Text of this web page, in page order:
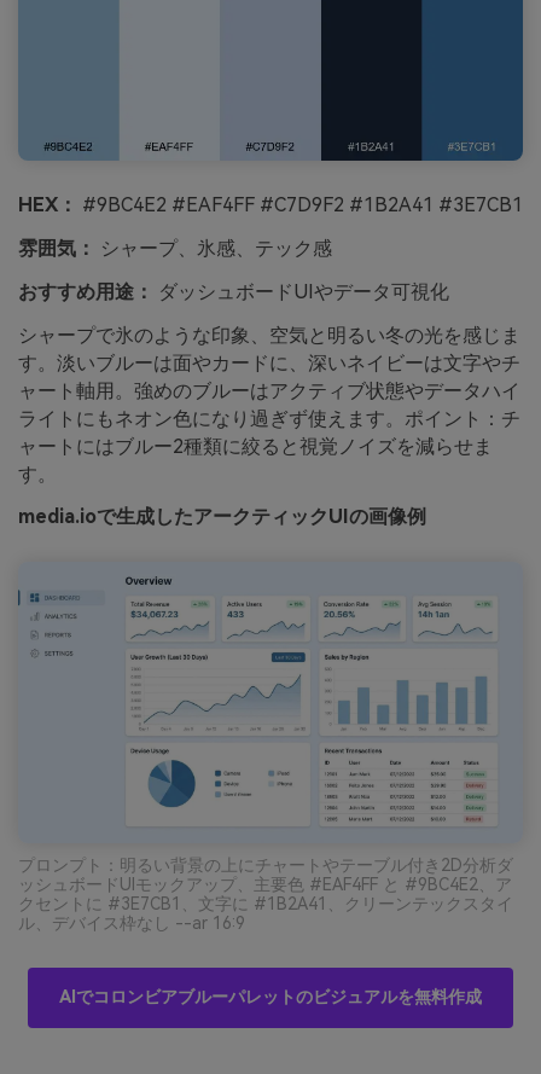
HEX： #9BC4E2 #EAF4FF #C7D9F2 #1B2A41 #3E7CB1
雰囲気：
シャープ、氷感、テック感
おすすめ用途：
ダッシュボードUIやデータ可視化
シャープで氷のような印象、空気と明るい冬の光を感じま
す。淡いブルーは面やカードに、深いネイビーは文字やチ
ャート軸用。強めのブルーはアクティブ状態やデータハイ
ライトにもネオン色になり過ぎず使えます。ポイント：チ
ャートにはブルー2種類に絞ると視覚ノイズを減らせま
す。
media.ioで生成したアークティックUIの画像例
プロンプト：明るい背景の上にチャートやテーブル付き2D分析ダ
ッシュボードUIモックアップ、主要色 #EAF4FF と #9BC4E2、ア
クセントに #3E7CB1、文字に #1B2A41、クリーンテックスタイ
ル、デバイス枠なし --ar 16:9
AIでコロンビアブルーパレットのビジュアルを無料作成